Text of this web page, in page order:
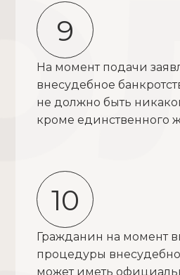
9
На момент подачи
внесудебное
не должно быть
кроме единственного
10
Гражданин на момент
процедуры
может иметь